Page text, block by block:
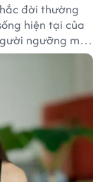
đời thường
hiện tại của
ngưỡng mộ
khấu.